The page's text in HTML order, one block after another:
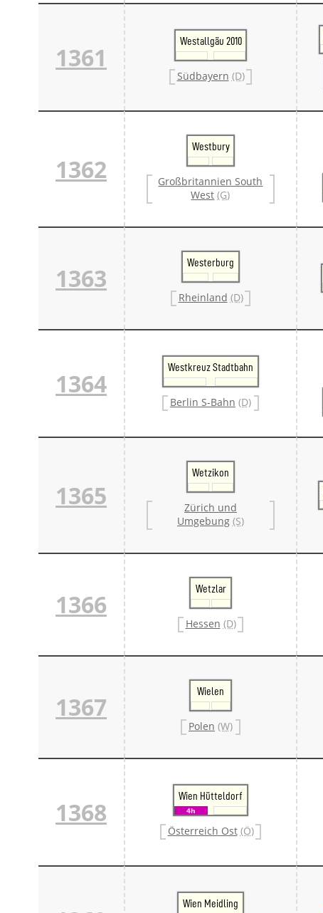
1361
Westallgäu 2010
Südbayern (D)
1362
Westbury
Großbritannien South
West (G)
1363
Westerburg
Rheinland (D)
1364
Westkreuz Stadtbahn
Berlin S-Bahn (D)
1365
Wetzikon
Zürich und
Umgebung (S)
1366
Wetzlar
Hessen (D)
1367
Wielen
Polen (W)
1368
Wien Hütteldorf
4h
Österreich Ost (Ö)
Wien Meidling